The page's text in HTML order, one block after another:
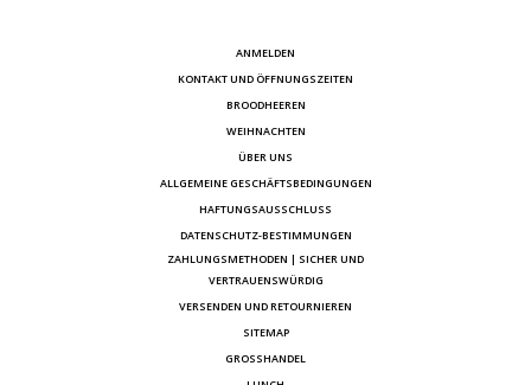
ANMELDEN
KONTAKT UND ÖFFNUNGSZEITEN
BROODHEEREN
WEIHNACHTEN
ÜBER UNS
ALLGEMEINE GESCHÄFTSBEDINGUNGEN
HAFTUNGSAUSSCHLUSS
DATENSCHUTZ-BESTIMMUNGEN
ZAHLUNGSMETHODEN | SICHER UND
VERTRAUENSWÜRDIG
VERSENDEN UND RETOURNIEREN
SITEMAP
GROSSHANDEL